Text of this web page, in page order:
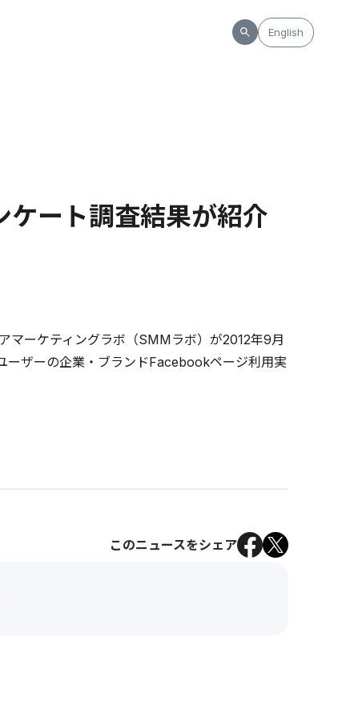
English
ケート調査結果が紹介
マーケティングラボ（SMMラボ）が2012年9月
ザーの企業・ブランドFacebookページ利用実
このニュースをシェア